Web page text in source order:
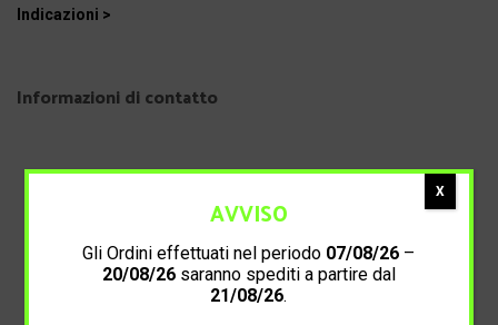
Indicazioni >
Informazioni di contatto
AVVISO
Gli Ordini effettuati nel periodo 07/08/26 –
20/08/26saranno spediti a partire dal
21/08/26.
X